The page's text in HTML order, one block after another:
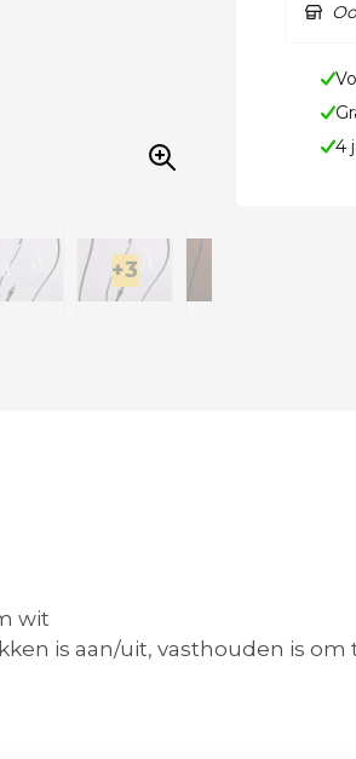
4
wit
is aan/uit, vasthouden is om